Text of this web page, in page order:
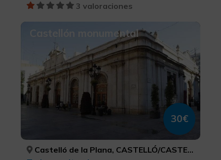
3 valoraciones
Castellón monumental
30€
Castelló de la Plana, CASTELLÓ/CASTELLÓN